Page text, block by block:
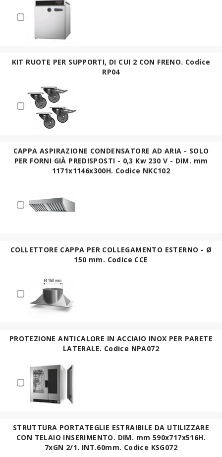
KIT RUOTE PER SUPPORTI, DI CUI 2 CON FRENO. Codice
RP04
CAPPA ASPIRAZIONE CONDENSATORE AD ARIA - SOLO
PER FORNI GIÀ PREDISPOSTI - 0,3 Kw 230 V - DIM. mm
1171x1146x300H. Codice NKC102
COLLETTORE CAPPA PER COLLEGAMENTO ESTERNO - Ø
150 mm. Codice CCE
PROTEZIONE ANTICALORE IN ACCIAIO INOX PER PARETE
LATERALE. Codice NPA072
STRUTTURA PORTATEGLIE ESTRAIBILE DA UTILIZZARE
CON TELAIO INSERIMENTO. DIM. mm 590x717x516H.
7xGN 2/1. INT.60mm. Codice KSG072